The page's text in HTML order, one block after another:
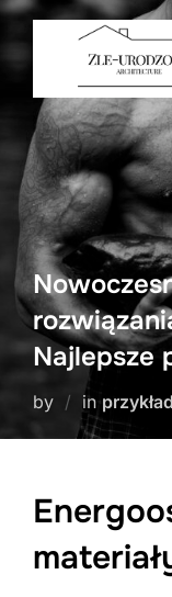
Skip
to
Najlepsze
by in